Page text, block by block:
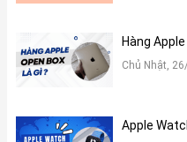
Hàng
Chủ Nhật,
Apple